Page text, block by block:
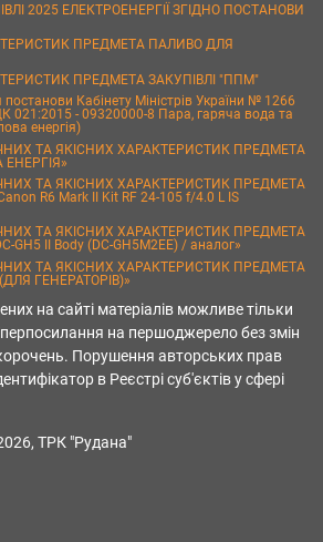
2025 ЕЛЕКТРОЕНЕРГІЇ ЗГІДНО ПОСТАНОВИ
ПРЕДМЕТА ПАЛИВО ДЛЯ
ПРЕДМЕТА ЗАКУПІВЛІ "ППМ"
Кабінету Міністрів України № 1266
021:2015 - 09320000-8 Пара, гаряча вода та
енергія)
ТА ЯКІСНИХ ХАРАКТЕРИСТИК ПРЕДМЕТА
ТА ЯКІСНИХ ХАРАКТЕРИСТИК ПРЕДМЕТА
R6 Mark II Kit RF 24-105 f/4.0 L IS
ТА ЯКІСНИХ ХАРАКТЕРИСТИК ПРЕДМЕТА
GH5 II Body (DC-GH5M2EE) / аналог»
ТА ЯКІСНИХ ХАРАКТЕРИСТИК ПРЕДМЕТА
ГЕНЕРАТОРІВ)»
на сайті матеріалів можливе тільки
на першоджерело без змін
Порушення авторських прав
в Реєстрі суб'єктів у сфері
ТРК "Рудана"